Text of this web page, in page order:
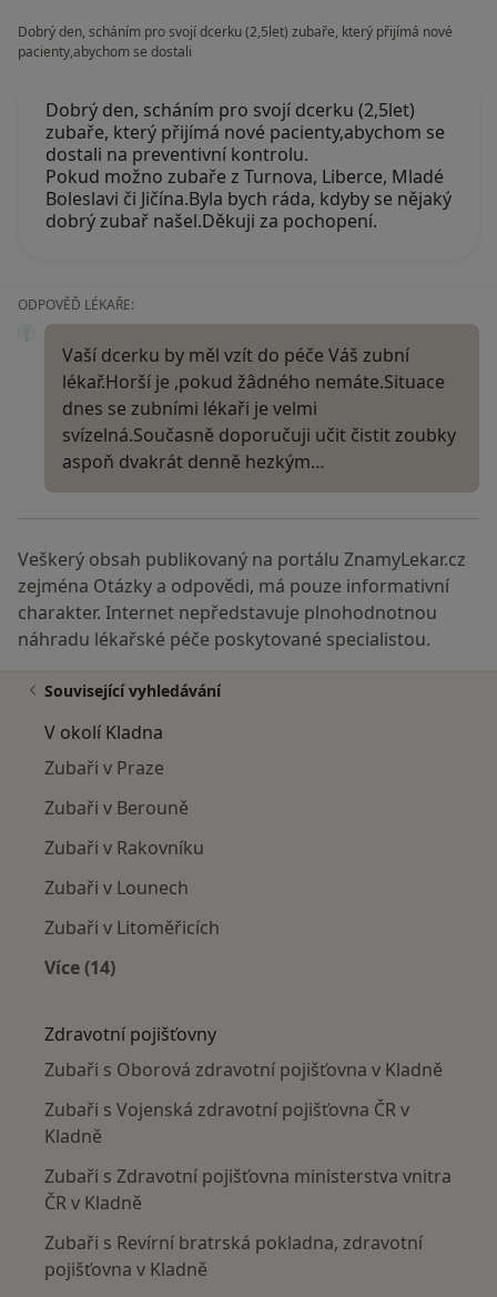
Dobrý den, scháním pro svojí dcerku (2,5let) zubaře, který přijímá nové
pacienty,abychom se dostali
Dobrý den, scháním pro svojí dcerku (2,5let)
zubaře, který přijímá nové pacienty,abychom se
dostali na preventivní kontrolu.
Pokud možno zubaře z Turnova, Liberce, Mladé
Boleslavi či Jičína.Byla bych ráda, kdyby se nějaký
dobrý zubař našel.Děkuji za pochopení.
ODPOVĚĎ LÉKAŘE:
Vaší dcerku by měl vzít do péče Váš zubní
lékař.Horší je ,pokud žâdného nemáte.Situace
dnes se zubními lékaři je velmi
svízelná.Současně doporučuji učit čistit zoubky
aspoň dvakrát denně hezkým…
Veškerý obsah publikovaný na portálu ZnamyLekar.cz
zejména Otázky a odpovědi, má pouze informativní
charakter. Internet nepředstavuje plnohodnotnou
náhradu lékařské péče poskytované specialistou.
Související vyhledávání
V okolí Kladna
Zubaři v Praze
Zubaři v Berouně
Zubaři v Rakovníku
Zubaři v Lounech
Zubaři v Litoměřicích
Více (14)
Zdravotní pojišťovny
Zubaři s Oborová zdravotní pojišťovna v Kladně
Zubaři s Vojenská zdravotní pojišťovna ČR v
Kladně
Zubaři s Zdravotní pojišťovna ministerstva vnitra
ČR v Kladně
Zubaři s Revírní bratrská pokladna, zdravotní
pojišťovna v Kladně